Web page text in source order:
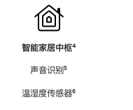
智能家居中枢脚
⁴
声音识别脚
⁵
温湿度传感器脚
⁶